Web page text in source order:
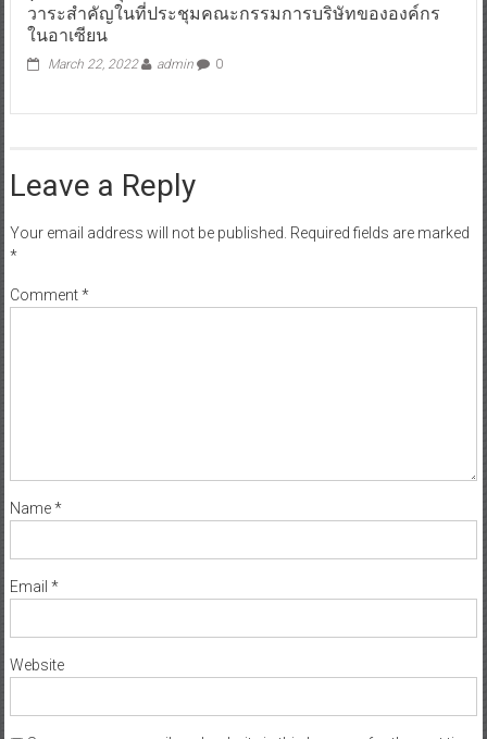
วาระสำคัญในที่ประชุมคณะกรรมการบริษัทขององค์กร
ในอาเซียน
March 22, 2022 admin 0
Leave a Reply
Your email address will not be published. Required fields are marked
*
Comment*
Name*
Email *
Website